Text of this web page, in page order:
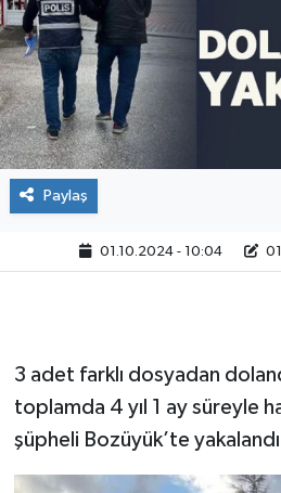
Paylaş
01.10.2024 - 10:04
3 adet farklı dosyadan
toplamda 4 yıl 1 ay süreyle
şüpheli Bozüyük’te